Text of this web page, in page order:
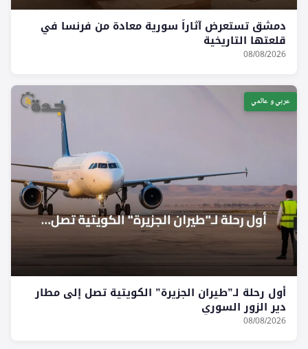
دمشق تستعرض آثاراً سورية معادة من فرنسا في
قلعتها التاريخية
08/08/2026
عربي و عالمي
أول رحلة لـ”طيران الجزيرة” الكويتية تصل إلى مطار
دير الزور السوري
08/08/2026